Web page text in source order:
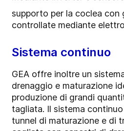
supporto per la coclea con
controllate mediante
Sistema continuo
GEA offre inoltre un
drenaggio e maturazione
produzione di grandi
tagliata. Il sistema
tunnel di maturazione e di